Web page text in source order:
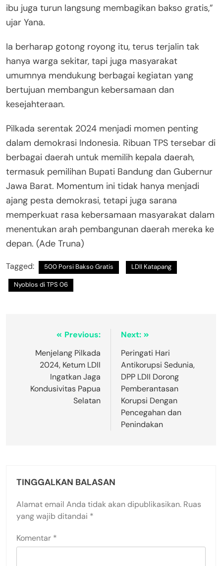
ibu juga turun langsung membagikan bakso gratis,”
ujar Yana.
Ia berharap gotong royong itu, terus terjalin tak
hanya warga sekitar, tapi juga masyarakat
umumnya mendukung berbagai kegiatan yang
bertujuan membangun kebersamaan dan
kesejahteraan.
Pilkada serentak 2024 menjadi momen penting
dalam demokrasi Indonesia. Ribuan TPS tersebar di
berbagai daerah untuk memilih kepala daerah,
termasuk pemilihan Bupati Bandung dan Gubernur
Jawa Barat. Momentum ini tidak hanya menjadi
ajang pesta demokrasi, tetapi juga sarana
memperkuat rasa kebersamaan masyarakat dalam
menentukan arah pembangunan daerah mereka ke
depan. (Ade Truna)
Tagged: 500 Porsi Bakso Gratis LDII Katapang
Nyoblos di TPS 06
Previous:
Menjelang Pilkada
2024, Ketum LDII
Ingatkan Jaga
Kondusivitas Papua
Selatan
Next:
Peringati Hari
Antikorupsi Sedunia,
DPP LDII Dorong
Pemberantasan
Korupsi Dengan
Pencegahan dan
Penindakan
TINGGALKAN BALASAN
Alamat email Anda tidak akan dipublikasikan. Ruas
yang wajib ditandai *
Komentar *